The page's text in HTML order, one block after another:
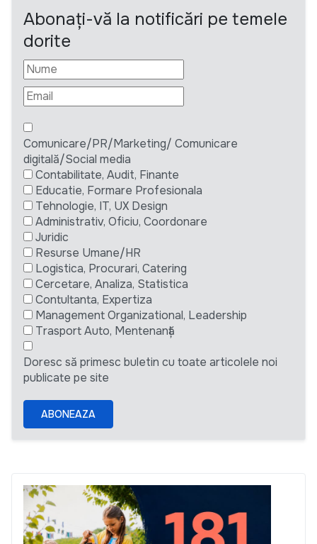
Abonați-vă la notificări pe temele
dorite
Comunicare/PR/Marketing/ Comunicare
digitală/Social media
Contabilitate, Audit, Finante
Educatie, Formare Profesionala
Tehnologie, IT, UX Design
Administrativ, Oficiu, Coordonare
Juridic
Resurse Umane/HR
Logistica, Procurari, Catering
Cercetare, Analiza, Statistica
Contultanta, Expertiza
Management Organizational, Leadership
Trasport Auto, Mentenanță
Doresc să primesc buletin cu toate articolele noi
publicate pe site
ABONEAZA